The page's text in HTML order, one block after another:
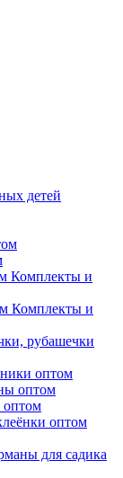
детей
Комплекты и
Комплекты и
рубашечки
оптом
оптом
оптом